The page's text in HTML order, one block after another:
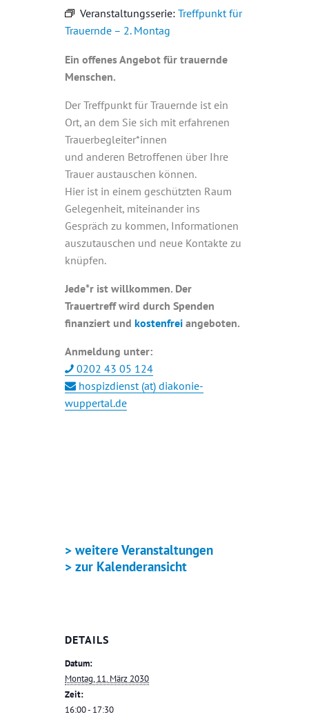
Veranstaltungsserie: Treffpunkt für
Trauernde – 2. Montag
Ein offenes Angebot für trauernde
Menschen.
Der Treffpunkt für Trauernde ist ein
Ort, an dem Sie sich mit erfahrenen
Trauerbegleiter*innen
und anderen Betroffenen über Ihre
Trauer austauschen können.
Hier ist in einem geschützten Raum
Gelegenheit, miteinander ins
Gespräch zu kommen, Informationen
auszutauschen und neue Kontakte zu
knüpfen.
Jede*r ist willkommen. Der
Trauertreff wird durch Spenden
finanziert und kostenfrei angeboten.
Anmeldung unter:
0202 43 05 124
hospizdienst (at) diakonie-
wuppertal.de
> weitere Veranstaltungen
> zur Kalenderansicht
DETAILS
Datum:
Montag, 11. März 2030
Zeit:
16:00 - 17:30